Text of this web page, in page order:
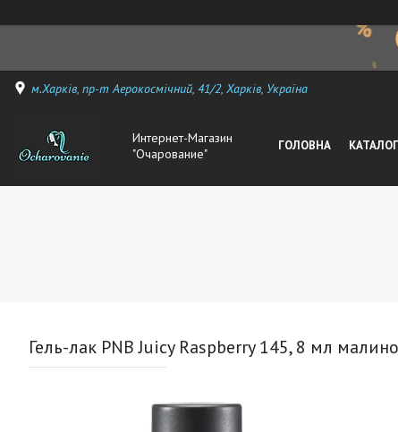
м.Харків, пр-т Аерокосмічний, 41/2, Харків, Україна
Интернет-Магазин
"Очарование"
ГОЛОВНА
Гель-лак PNB Juicy Raspberry 145, 8 мл